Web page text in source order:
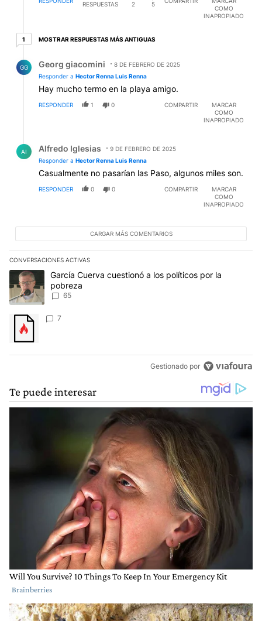
RESPUESTAS
2 5
COMO
INAPROPIADO
11 respuesta más antiguas
MOSTRAR RESPUESTAS MÁS ANTIGUAS
GG Georg giacomini
8 DE FEBRERO DE 2025
Responder a Hector Renna Luis Renna
Hay mucho termo en la playa amigo.
RESPONDER 1 0 COMPARTIR
MARCAR
COMO
INAPROPIADO
AI Alfredo Iglesias
9 DE FEBRERO DE 2025
Responder a Hector Renna Luis Renna
Casualmente no pasarían las Paso, algunos miles son.
RESPONDER 0 0 COMPARTIR
MARCAR
COMO
INAPROPIADO
CARGAR MÁS COMENTARIOS
CONVERSACIONES ACTIVAS
Este listado muestra los artículos con más comentarios en los
Un artículo de tendencia con el título "García Cuerva cuestionó
García Cuerva cuestionó a los políticos por la
pobreza
65
Un artículo de tendencia con el título "" con 7 comentarios.
7
Gestionado por